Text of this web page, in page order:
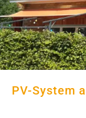
PV-System